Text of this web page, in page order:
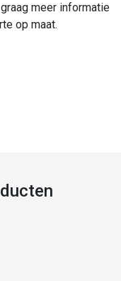
meer informatie
op maat.